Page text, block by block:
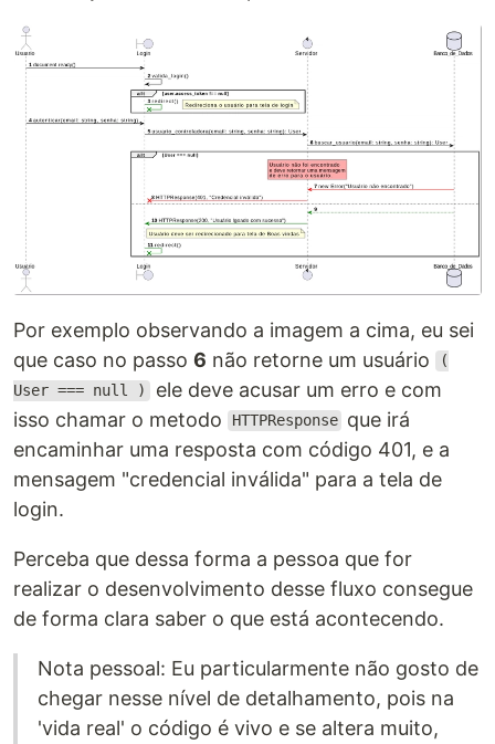
Por exemplo observando a imagem a cima, eu sei
que caso no passo 6 não retorne um usuário
(
User === null ) ele deve acusar um erro e com
isso chamar o metodo
HTTPResponse que irá
encaminhar uma resposta com código 401, e a
mensagem "credencial inválida" para a tela de
login.
Perceba que dessa forma a pessoa que for
realizar o desenvolvimento desse fluxo consegue
de forma clara saber o que está acontecendo.
Nota pessoal: Eu particularmente não gosto de
chegar nesse nível de detalhamento, pois na
'vida real' o código é vivo e se altera muito,